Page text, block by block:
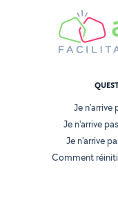
Je n'arrive
Je n'arrive
Je n'arrive
Comment